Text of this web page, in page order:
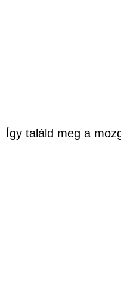
Így találd meg a